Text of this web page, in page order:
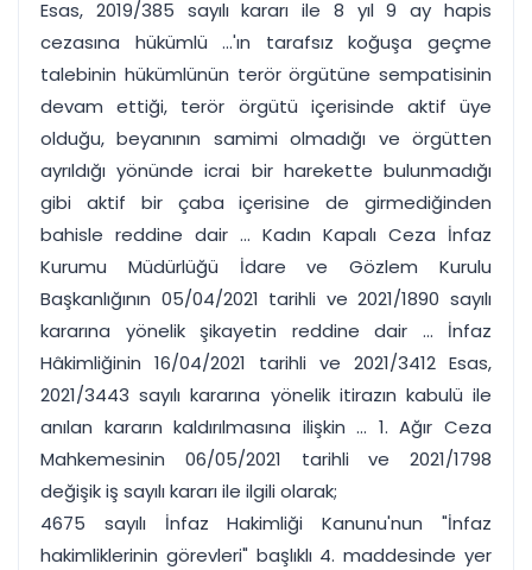
Esas, 2019/385 sayılı kararı ile 8 yıl 9 ay hapis
cezasına hükümlü ...'ın tarafsız koğuşa geçme
talebinin hükümlünün terör örgütüne sempatisinin
devam ettiği, terör örgütü içerisinde aktif üye
olduğu, beyanının samimi olmadığı ve örgütten
ayrıldığı yönünde icrai bir harekette bulunmadığı
gibi aktif bir çaba içerisine de girmediğinden
bahisle reddine dair ... Kadın Kapalı Ceza İnfaz
Kurumu Müdürlüğü İdare ve Gözlem Kurulu
Başkanlığının 05/04/2021 tarihli ve 2021/1890 sayılı
kararına yönelik şikayetin reddine dair ... İnfaz
Hâkimliğinin 16/04/2021 tarihli ve 2021/3412 Esas,
2021/3443 sayılı kararına yönelik itirazın kabulü ile
anılan kararın kaldırılmasına ilişkin ... 1. Ağır Ceza
Mahkemesinin 06/05/2021 tarihli ve 2021/1798
değişik iş sayılı kararı ile ilgili olarak;
4675 sayılı İnfaz Hakimliği Kanunu'nun "İnfaz
hakimliklerinin görevleri" başlıklı 4. maddesinde yer